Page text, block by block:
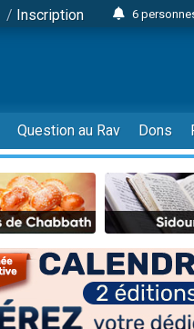
/ Inscription
6
2
17
4
Il reste
23
Eva vient
4
3
3
Odaya
Question au Rav Dons